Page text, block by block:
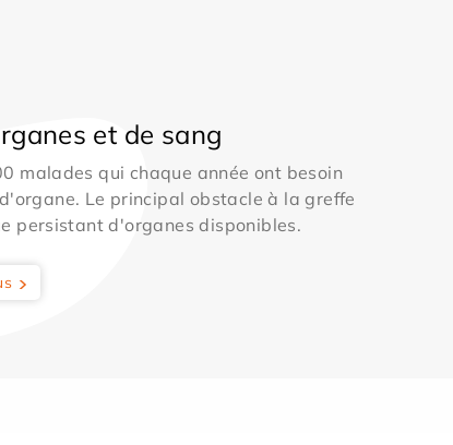
et de sang
malades qui chaque année ont besoin
Le principal obstacle à la greffe
persistant d'organes disponibles.